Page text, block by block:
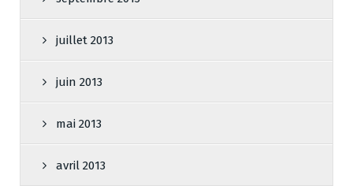
juillet 2013
juin 2013
mai 2013
avril 2013